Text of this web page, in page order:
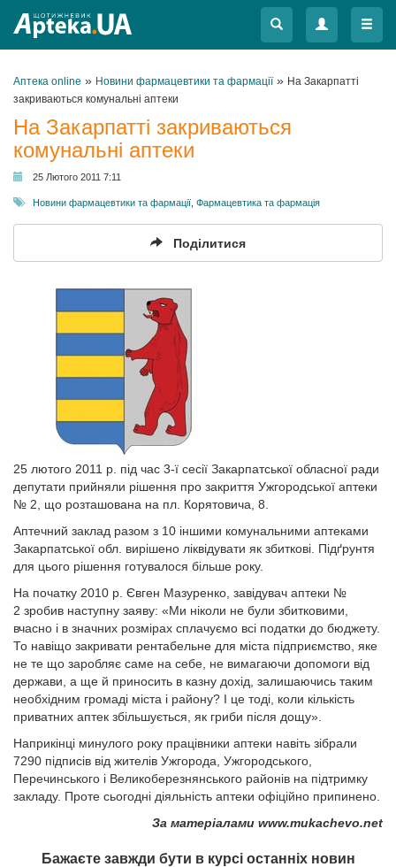
Меню
Меню
Аптека online » Новини фармацевтики та фармації» На Закарпатті
закриваються комунальні аптеки
На Закарпатті закриваються
комунальні аптеки
25 Лютого 2011 7:11
Новини фармацевтики та фармації Фармацевтика та фармація
Поділитися
25 лютого 2011 р. під час 3-ї сесії Закарпатської обласної ради
депутати прийняли рішення про закриття Ужгородської аптеки
№ 2, що розташована на пл. Корятовича, 8.
Аптечний заклад разом з 10 іншими комунальними аптеками
Закарпатської обл. вирішено ліквідувати як збиткові. Підґрунтя
для цього рішення готувалося більше року.
На початку 2010 р. Євген Мазуренко, завідувач аптеки №
2 зробив наступну заяву: «Ми ніколи не були збитковими,
вчасно і в значних розмірах сплачуємо всі податки до бюджету.
То навіщо закривати рентабельне для міста підприємство, яке
не те що зароб­ляє саме на себе, не вимагаючи допомоги від
держави, а ще й приносить в казну дохід, залишаючись таким
необхідним громаді міста і району? І це тоді, коли кількість
приватних аптек збільшується, як гриби після дощу».
Наприкінці минулого року працівники аптеки навіть зібрали
7290 підписів від жителів Ужгорода, Ужгородського,
Перечинського і Великоберезнянського районів на підтримку
закладу. Проте сьогодні діяльність аптеки офіційно припинено.
За матеріалами www.mukachevo.net
Бажаєте завжди бути в курсі останніх новин